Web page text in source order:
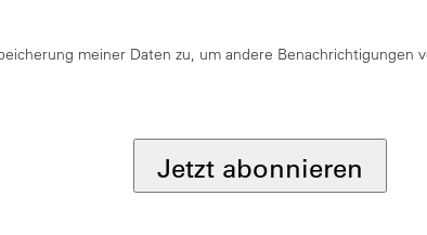
meiner Daten zu, um andere Benachrichtigungen
Jetzt abonnieren